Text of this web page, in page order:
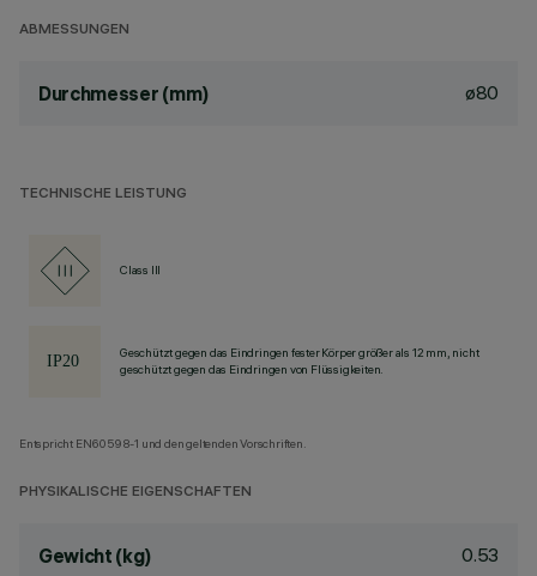
ABMESSUNGEN
Durchmesser (mm) ø80
TECHNISCHE LEISTUNG
Class III
Geschützt gegen das Eindringen fester Körper größer als 12 mm, nicht
geschützt gegen das Eindringen von Flüssigkeiten.
Entspricht EN60598-1 und den geltenden Vorschriften.
PHYSIKALISCHE EIGENSCHAFTEN
Gewicht (kg) 0.53